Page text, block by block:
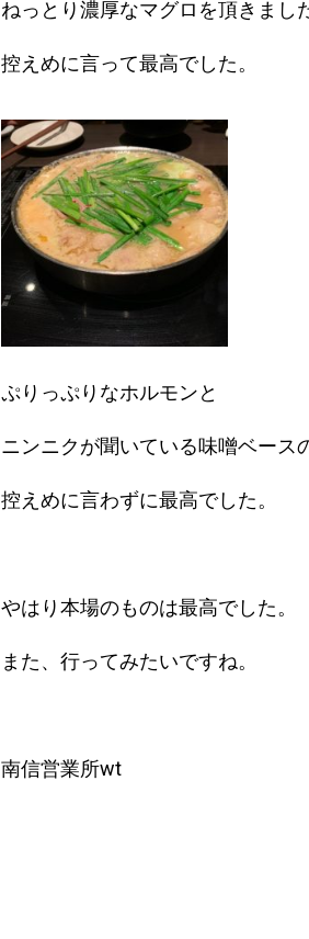
ねっとり濃厚なマグロを頂きまし
控えめに言って最高でした。
ぷりっぷりなホルモンと
ニンニクが聞いている味噌ベース
控えめに言わずに最高でした。
やはり本場のものは最高でした。
また、行ってみたいですね。
南信営業所wt